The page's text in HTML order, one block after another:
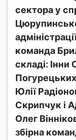
сектора у
команда
складі: Інни
Юлії
Скрипчук і
Олег
збірна